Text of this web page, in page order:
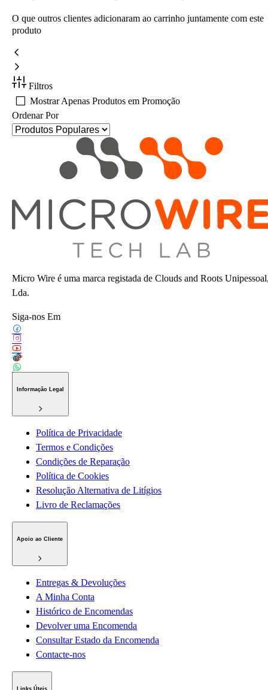
O que outros clientes adicionaram ao carrinho juntamente com este
produto
Filtros
Mostrar Apenas Produtos em Promoção
Ordenar Por
Micro Wire é uma marca registada de Clouds and Roots
Lda.
Siga-nos Em
Informação Legal
Política de Privacidade
Termos e Condições
Condições de Reparação
Política de Cookies
Resolução Alternativa de Litígios
Livro de Reclamações
Apoio ao Cliente
Entregas & Devoluções
A Minha Conta
Histórico de Encomendas
Devolver uma Encomenda
Consultar Estado da Encomenda
Contacte-nos